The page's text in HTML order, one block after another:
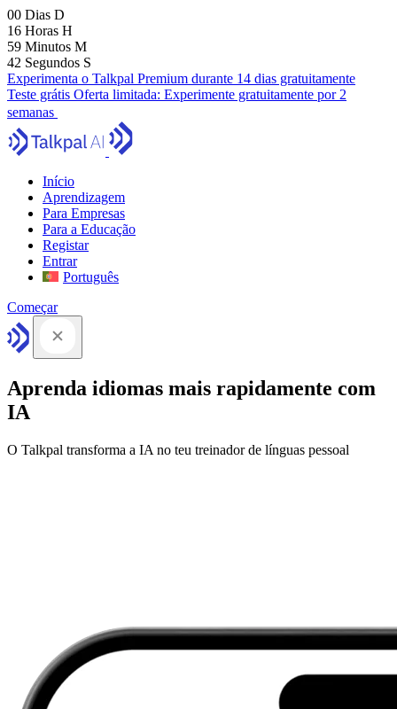
00 Dias D
16 Horas H
59 Minutos M
41 Segundos S
Experimenta o Talkpal Premium durante 14 dias gratuitamente
Teste grátis Oferta limitada: Experimente gratuitamente por 2
semanas
Início
Aprendizagem
Para Empresas
Para a Educação
Registar
Entrar
Português
Começar
Aprenda idiomas mais rapidamente com
IA
O Talkpal transforma a IA no teu treinador de línguas pessoal